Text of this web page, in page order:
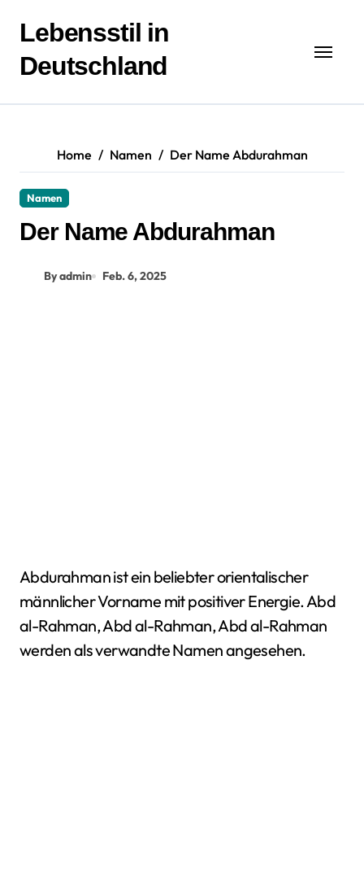
Inhalt
springen
Lebensstil in
Deutschland
Home Namen Der Name Abdurahman
Namen
Der Name Abdurahman
By admin Feb. 6, 2025
Abdurahman ist ein beliebter orientalischer
männlicher Vorname mit positiver Energie. Abd
al-Rahman, Abd al-Rahman, Abd al-Rahman
werden als verwandte Namen angesehen.